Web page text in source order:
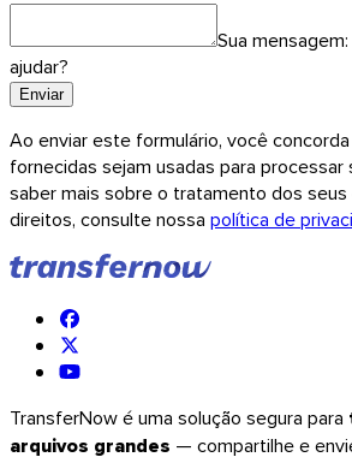
Sua
ajudar?
Enviar
Ao enviar este formulário, você
fornecidas sejam usadas para processar
saber mais sobre o tratamento dos
direitos, consulte nossa política de
TransferNow é uma solução segura para
arquivos grandes — compartilhe e